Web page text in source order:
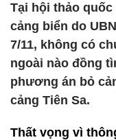
Tại hội thảo
cảng biển do
7/11, không có
ngoài nào đồng
phương án bỏ
cảng Tiên Sa.
Thất vọng vì